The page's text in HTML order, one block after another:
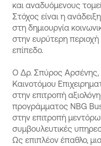
και αναδυόμενους
Στόχος είναι η
στη δημιουργία
στην ευρύτερη περιοχή
επίπεδο.
Ο Δρ. Σπύρος Αρσένης,
Καινοτόμου
στην επιτροπή
προγράμματος NBG
στην επιτροπή
συμβουλευτικές
Ως επιπλέον έπαθλο,